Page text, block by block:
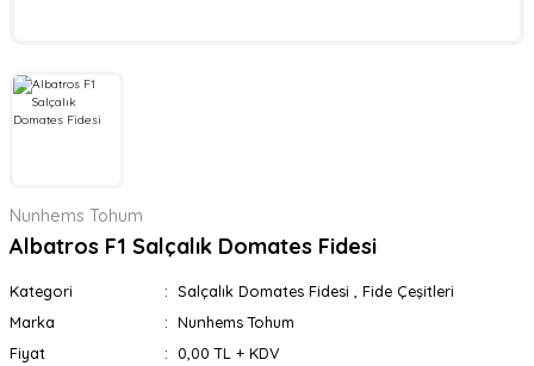
Nunhems Tohum
Albatros F1 Salçalık Domates Fidesi
Kategori Salçalık Domates Fidesi
Fide Çeşitleri
Marka
Nunhems Tohum
Fiyat
0,00 TL + KDV
Lahana Fidesi